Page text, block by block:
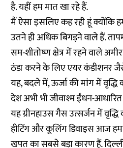
है. यहीं हम मात खा रहे हैं.
मैं ऐसा इसलिए कह रही हूं क्योंकि
उतने ही अधिक बिगड़ने वाले हैं.
सम-शीतोष्ण क्षेत्र में रहने वाले
ठंडा करने के लिए एयर कंडीशनर
यह, बदले में, ऊर्जा की मांग में
देश अभी भी जीवाश्म ईंधन-
यह ग्रीनहाउस गैस उत्सर्जन में
हीटिंग और कूलिंग डिवाइस आज
खपत का सबसे बड़ा कारण हैं.